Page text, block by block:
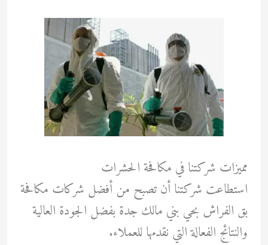
مميزات شركتنا في مكافحة الحشرات
استطاعت شركتنا أن تصبح من أفضل شركات مكافحة
بق الفراش بحي بني مالك جدة بفضل الجودة العالية
والنتائج الفعالة التي نقدمها للعملاء.